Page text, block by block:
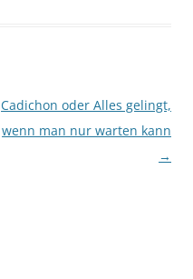
Cadichon oder Alles gelingt,
wenn man nur warten kann
→